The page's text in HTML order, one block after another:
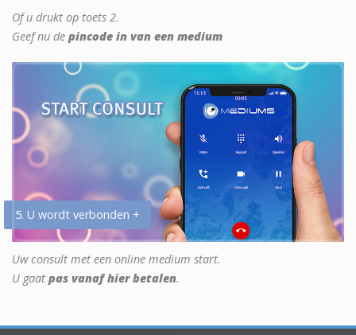
Of u drukt op toets 2.
Geef nu de pincode in van een medium
5. U wordt verbonden +
Uw consult met een online medium start.
U gaat pas vanaf hier betalen.